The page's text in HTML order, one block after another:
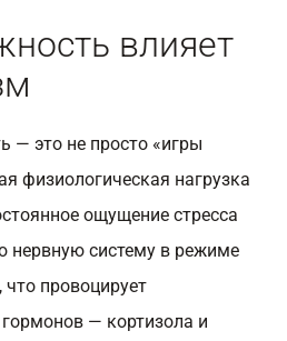
влияет
— это не просто «игры
физиологическая нагрузка
ощущение стресса
нервную систему в режиме
что провоцирует
— кортизола и